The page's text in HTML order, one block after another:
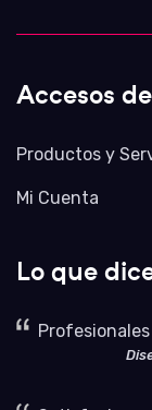
Accesos
Productos y
Mi Cuenta
Lo que
Profesionales